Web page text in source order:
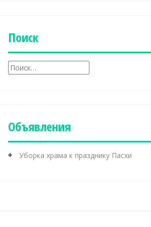
к
иПоиск
Н
а
Объявления
Уборка храма к празднику Пасхи